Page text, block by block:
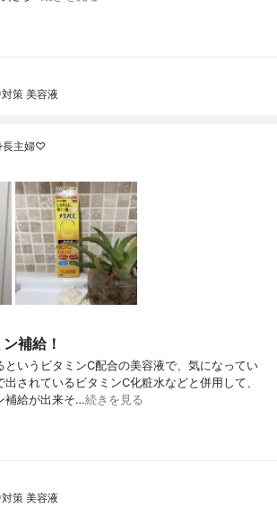
策 美容液
長主婦♡
補給！
というビタミンC配合の美容液で、気になってい
されているビタミンC化粧水などと併用して、
補給が出来そ…続きを見る
策 美容液